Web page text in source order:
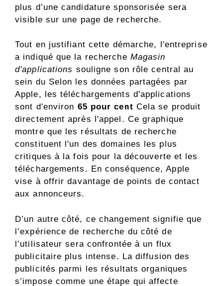
plus d’une candidature sponsorisée sera
visible sur une page de recherche.
Tout en justifiant cette démarche, l'entreprise
a indiqué que la recherche Magasin
d'applications souligne son rôle central au
sein du Selon les données partagées par
Apple, les téléchargements d'applications
sont d'environ 65 pour cent Cela se produit
directement après l'appel. Ce graphique
montre que les résultats de recherche
constituent l'un des domaines les plus
critiques à la fois pour la découverte et les
téléchargements. En conséquence, Apple
vise à offrir davantage de points de contact
aux annonceurs.
D’un autre côté, ce changement signifie que
l’expérience de recherche du côté de
l’utilisateur sera confrontée à un flux
publicitaire plus intense. La diffusion des
publicités parmi les résultats organiques
s’impose comme une étape qui affecte